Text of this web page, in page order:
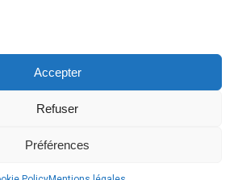
Accepter
Refuser
Préférences
Mentions légales
Contact